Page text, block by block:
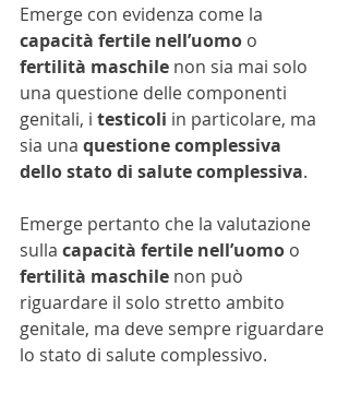
Emerge con evidenza come la
capacità fertile nell’uomo o
fertilità maschile non sia mai solo
una questione delle componenti
genitali, i testicoli in particolare, ma
sia una questione complessiva
dello stato di salute complessiva.
Emerge pertanto che la valutazione
sulla capacità fertile nell’uomo o
fertilità maschile non può
riguardare il solo stretto ambito
genitale, ma deve sempre riguardare
lo stato di salute complessivo.